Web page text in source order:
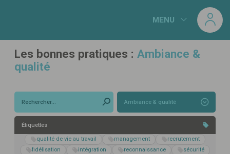
MENU
Les bonnes pratiques : Ambiance &
qualité
AMBIANCE & QUALITÉ
Ambiance & qualité
Étiquettes
qualité de vie au travail management
recrutement
fidélisation
intégration reconnaissance sécurité